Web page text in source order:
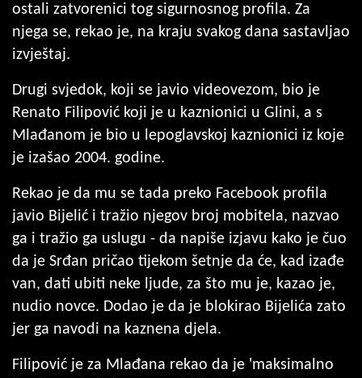
ostali zatvorenici tog sigurnosnog profila. Za
njega se, rekao je, na kraju svakog dana sastavljao
izvještaj.
Drugi svjedok, koji se javio videovezom, bio je
Renato Filipović koji je u kaznionici u Glini, a s
Mlađanom je bio u lepoglavskoj kaznionici iz koje
je izašao 2004. godine.
Rekao je da mu se tada preko Facebook profila
javio Bijelić i tražio njegov broj mobitela, nazvao
ga i tražio ga uslugu - da napiše izjavu kako je čuo
da je Srđan pričao tijekom šetnje da će, kad izađe
van, dati ubiti neke ljude, za što mu je, kazao je,
nudio novce. Dodao je da je blokirao Bijelića zato
jer ga navodi na kaznena djela.
Filipović je za Mlađana rekao da je 'maksimalno